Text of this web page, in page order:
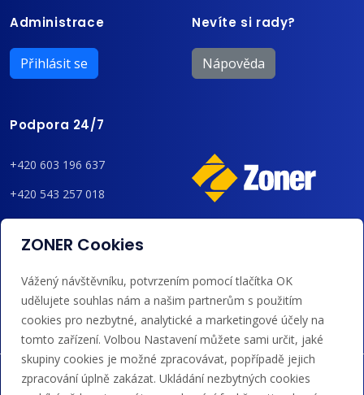
Administrace
Přihlásit se
Nevíte si rady?
Nápověda
Podpora 24/7
+420 603 196 637
+420 543 257 018
admin@regzone.cz
Akceptujeme platby kartou, Google/Apple Pay,
bankovním převodem a kreditem.
ZONER Cookies
Vážený návštěvníku, potvrzením pomocí tlačítka OK
udělujete souhlas nám a našim partnerům s použitím
cookies pro nezbytné, analytické a marketingové účely na
tomto zařízení. Volbou Nastavení můžete sami určit, jaké
skupiny cookies je možné zpracovávat, popřípadě jejich
zpracování úplně zakázat. Ukládání nezbytných cookies